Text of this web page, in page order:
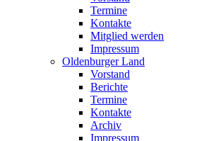
Termine
Kontakte
Mitglied werden
Impressum
Oldenburger Land
Vorstand
Berichte
Termine
Kontakte
Archiv
Impressum